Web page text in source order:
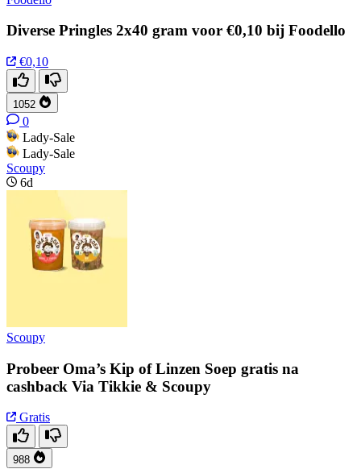
Diverse Pringles 2x40 gram voor €0,10 bij Foodello
€0,10
1052
0
Lady-Sale
Lady-Sale
Scoupy
6d
Scoupy
Probeer Oma’s Kip of Linzen Soep gratis na
cashback Via Tikkie & Scoupy
Gratis
988